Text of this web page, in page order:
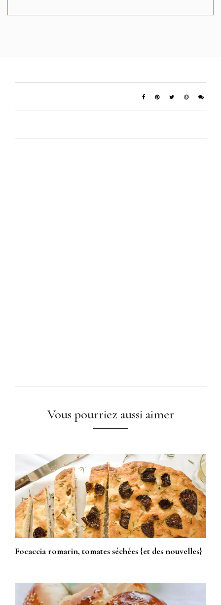
Vous pourriez aussi aimer
Focaccia romarin, tomates séchées {et des nouvelles}